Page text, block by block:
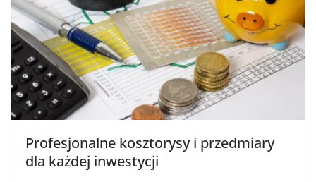
Profesjonalne kosztorysy i przedmiary
dla każdej inwestycji